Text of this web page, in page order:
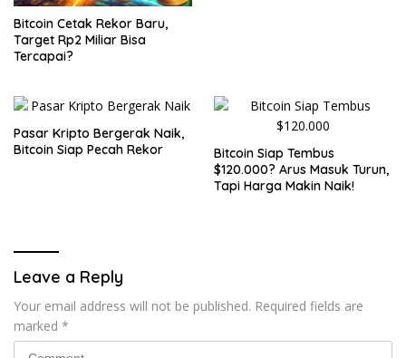
Bitcoin Cetak Rekor Baru,
Target Rp2 Miliar Bisa
Tercapai?
Pasar Kripto Bergerak Naik,
Bitcoin Siap Pecah Rekor
Bitcoin Siap Tembus
$120.000? Arus Masuk Turun,
Tapi Harga Makin Naik!
Leave a Reply
Your email address will not be published. Required fields are
marked *